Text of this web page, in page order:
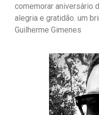
comemorar aniversário
alegria e gratidão. um
Guilherme Gimenes